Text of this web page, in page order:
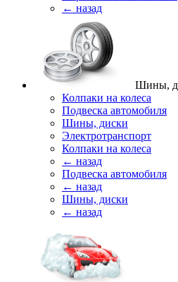
← назад
Шины,
Колпаки на колеса
Подвеска автомобиля
Шины, диски
Электротранспорт
Колпаки на колеса
← назад
Подвеска автомобиля
← назад
Шины, диски
← назад